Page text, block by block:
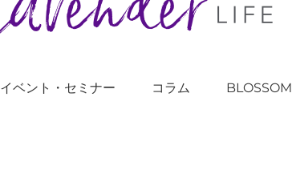
イベント・セミナー コラム BLOSSOM